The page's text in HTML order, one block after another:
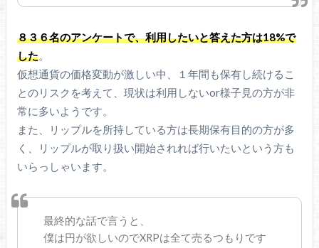
８３６名のアンケートで、利用したいと答えた方は18%で
した。
仮想通貨の価格変動が激しい中、１年間も保有し続けるこ
とのリスクを考えて、現状は利用しないor様子見の方が非
常に多いようです。
また、リップルを所持している方は長期保有目的の方が多
く、リップルが取り扱い開始されれば行いたいという方も
いらっしゃいます。
最終的な話で言うと、
僕は円が欲しいのでXRPは全て売るつもりです